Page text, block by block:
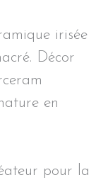
irisée
Décor
en
pour la